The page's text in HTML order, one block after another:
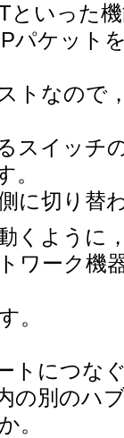
といった
パケット
トなので
スイッチ
。
に切り替
くように
ワーク機
。
トにつ
の別のハ
。